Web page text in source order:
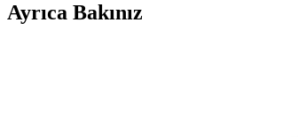
Ayrıca Bakınız